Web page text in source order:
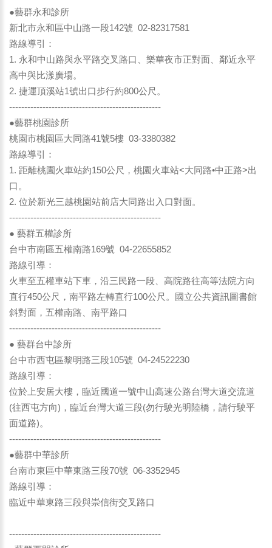
●藝群永和診所
新北市永和區中山路一段142號 02-82317581
路線導引：
1. 永和中山路與永平路交叉路口、樂華夜市正對面、鄰近永平
高中與比漾廣場。
2. 捷運頂溪站1號出口步行約800公尺。
--------------------------------------------------
●藝群桃園診所
桃園市桃園區大同路41號5樓 03-3380382
路線導引：
1. 距離桃園火車站約150公尺，桃園火車站<大同路•中正路>出
口。
2. 位於新光三越桃園站前店大同路出入口對面。
--------------------------------------------------
● 藝群五權診所
台中市南區五權南路169號 04-22655852
路線引導：
火車至五權車站下車，沿三民路一段、高院路往高等法院方向
直行450公尺，南平路左轉直行100公尺。國立公共資訊圖書館
斜對面，五權南路、南平路口
--------------------------------------------------
● 藝群台中診所
台中市西屯區黎明路三段105號 04-24522230
路線引導：
位於上安居大樓，臨近國道一號中山高速公路台灣大道交流道
(往西屯方向)，臨近台灣大道三段(勿行駛光明陸橋，請行駛平
面道路)。
--------------------------------------------------
●藝群中華診所
台南市東區中華東路三段70號 06-3352945
路線引導：
臨近中華東路三段與崇信街交叉路口
--------------------------------------------------